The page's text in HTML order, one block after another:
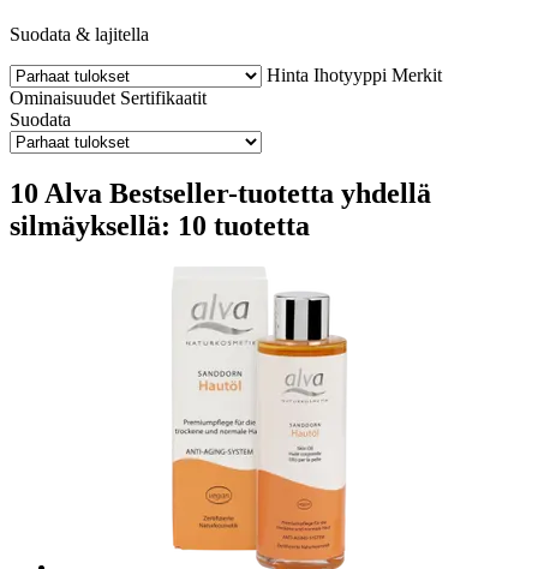
Suodata & lajitella
Hinta Ihotyyppi Merkit
Ominaisuudet Sertifikaatit
Suodata
10 Alva Bestseller-tuotetta yhdellä
silmäyksellä: 10 tuotetta